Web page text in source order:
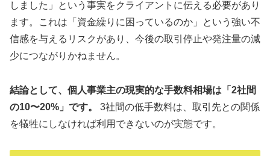
しました」という事実をクライアントに伝える必要があり
ます。これは「資金繰りに困っているのか」という強い不
信感を与えるリスクがあり、今後の取引停止や発注量の減
少につながりかねません。
結論として、個人事業主の現実的な手数料相場は「2社間
の10〜20%」です。
3社間の低手数料は、取引先との関係
を犠牲にしなければ利用できないのが実態です。